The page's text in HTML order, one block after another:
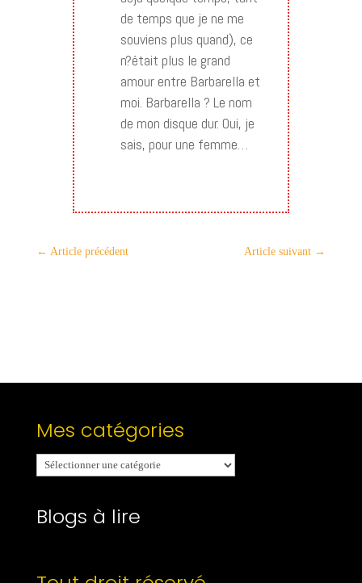
de temps que je ne me
souviens plus quand), ce
n?était plus le grand
amour entre Barbarella et
moi. Barbarella ? Le nom
de mon disque dur. Oui, je
sais, pour une femme…
← Article précédent Article suivant →
Mes catégories
Mes
catégories
Blogs à lire